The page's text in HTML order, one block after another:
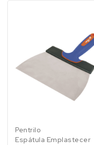
Pentrilo
Espátula Emplastecer